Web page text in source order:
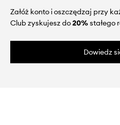
Załóż konto i oszczędzaj przy
Club zyskujesz do20%stałego
Dowiedz